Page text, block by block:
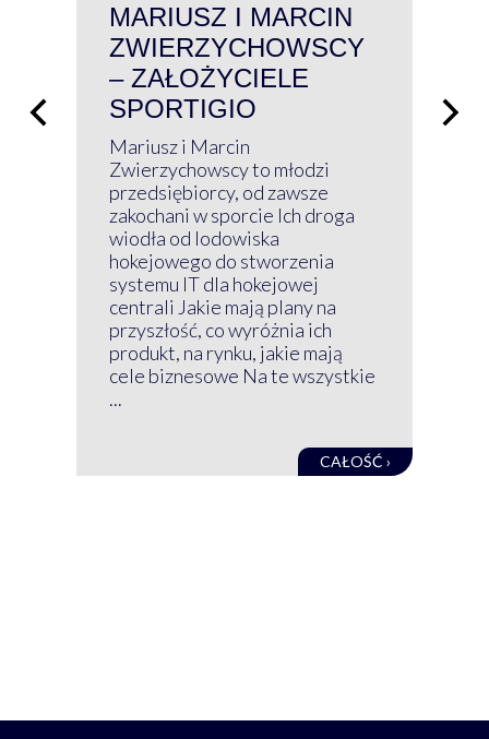
MARIUSZ I MARCIN
ZWIERZYCHOWSCY
– ZAŁOŻYCIELE
SPORTIGIO
Mariusz i Marcin
Zwierzychowscy to młodzi
przedsiębiorcy, od zawsze
zakochani w sporcie Ich droga
wiodła od lodowiska
hokejowego do stworzenia
systemu IT dla hokejowej
centrali Jakie mają plany na
przyszłość, co wyróżnia ich
produkt, na rynku, jakie mają
cele biznesowe Na te wszystkie
...
CAŁOŚĆ ›